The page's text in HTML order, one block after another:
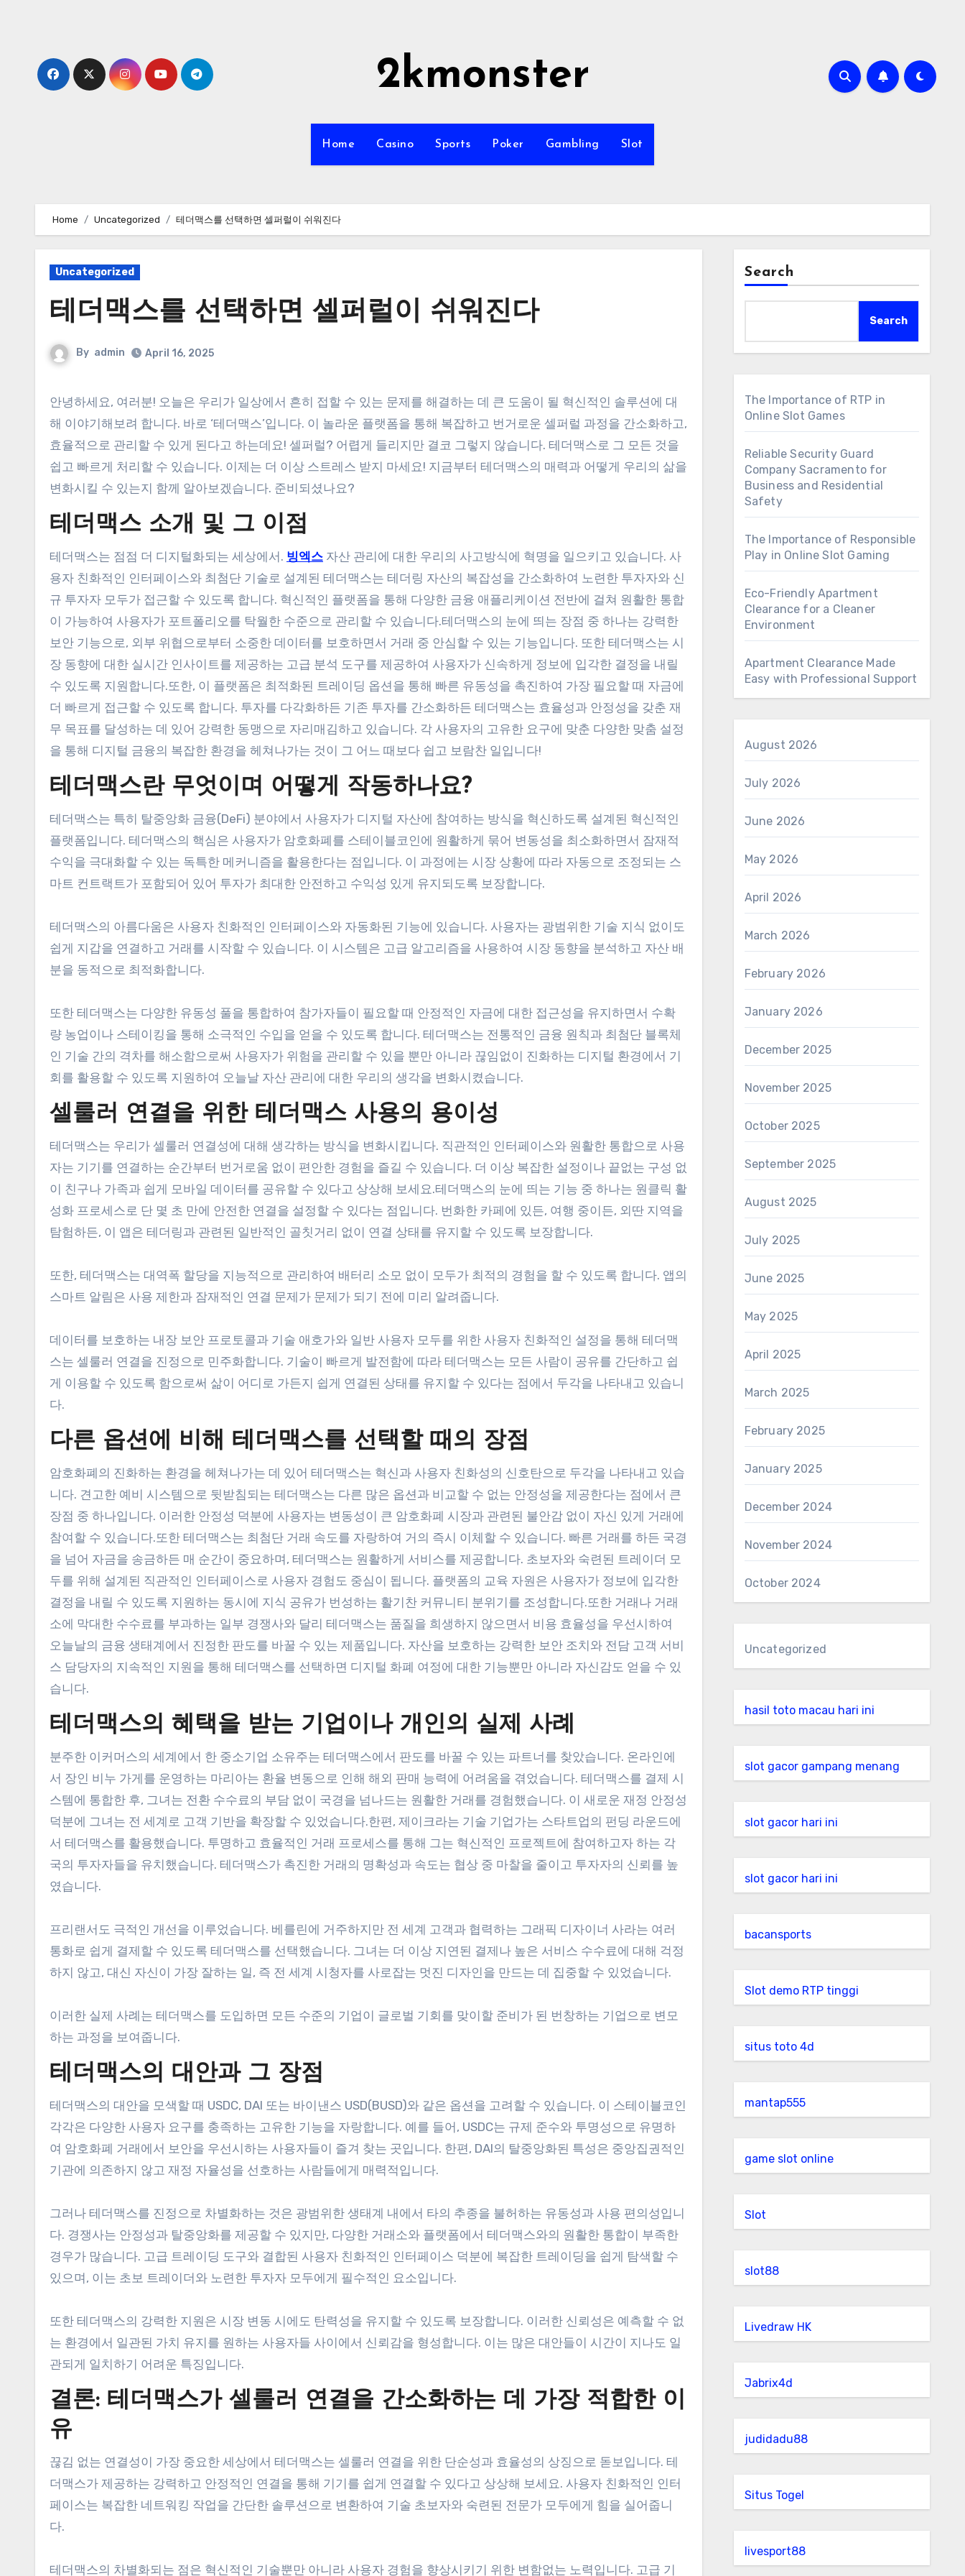
2kmonster
Home Casino Sports Poker Gambling Slot
Home Uncategorized 테더맥스를 선택하면 셀퍼럴이 쉬워진다
Uncategorized
테더맥스를 선택하면 셀퍼럴이 쉬워진다
By admin April 16, 2025
안녕하세요, 여러분! 오늘은 우리가 일상에서 흔히 접할 수 있는 문제를 해결하는 데 큰 도움이 될 혁신적인 솔루션에 대
해 이야기해보려 합니다. 바로 ‘테더맥스’입니다. 이 놀라운 플랫폼을 통해 복잡하고 번거로운 셀퍼럴 과정을 간소화하고,
효율적으로 관리할 수 있게 된다고 하는데요! 셀퍼럴? 어렵게 들리지만 결코 그렇지 않습니다. 테더맥스로 그 모든 것을
쉽고 빠르게 처리할 수 있습니다. 이제는 더 이상 스트레스 받지 마세요! 지금부터 테더맥스의 매력과 어떻게 우리의 삶을
변화시킬 수 있는지 함께 알아보겠습니다. 준비되셨나요?
테더맥스 소개 및 그 이점
테더맥스는 점점 더 디지털화되는 세상에서. 빙엑스 자산 관리에 대한 우리의 사고방식에 혁명을 일으키고 있습니다. 사
용자 친화적인 인터페이스와 최첨단 기술로 설계된 테더맥스는 테더링 자산의 복잡성을 간소화하여 노련한 투자자와 신
규 투자자 모두가 접근할 수 있도록 합니다. 혁신적인 플랫폼을 통해 다양한 금융 애플리케이션 전반에 걸쳐 원활한 통합
이 가능하여 사용자가 포트폴리오를 탁월한 수준으로 관리할 수 있습니다.테더맥스의 눈에 띄는 장점 중 하나는 강력한
보안 기능으로, 외부 위협으로부터 소중한 데이터를 보호하면서 거래 중 안심할 수 있는 기능입니다. 또한 테더맥스는 시
장 동향에 대한 실시간 인사이트를 제공하는 고급 분석 도구를 제공하여 사용자가 신속하게 정보에 입각한 결정을 내릴
수 있도록 지원합니다.또한, 이 플랫폼은 최적화된 트레이딩 옵션을 통해 빠른 유동성을 촉진하여 가장 필요할 때 자금에
더 빠르게 접근할 수 있도록 합니다. 투자를 다각화하든 기존 투자를 간소화하든 테더맥스는 효율성과 안정성을 갖춘 재
무 목표를 달성하는 데 있어 강력한 동맹으로 자리매김하고 있습니다. 각 사용자의 고유한 요구에 맞춘 다양한 맞춤 설정
을 통해 디지털 금융의 복잡한 환경을 헤쳐나가는 것이 그 어느 때보다 쉽고 보람찬 일입니다!
테더맥스란 무엇이며 어떻게 작동하나요?
테더맥스는 특히 탈중앙화 금융(DeFi) 분야에서 사용자가 디지털 자산에 참여하는 방식을 혁신하도록 설계된 혁신적인
플랫폼입니다. 테더맥스의 핵심은 사용자가 암호화폐를 스테이블코인에 원활하게 묶어 변동성을 최소화하면서 잠재적
수익을 극대화할 수 있는 독특한 메커니즘을 활용한다는 점입니다. 이 과정에는 시장 상황에 따라 자동으로 조정되는 스
마트 컨트랙트가 포함되어 있어 투자가 최대한 안전하고 수익성 있게 유지되도록 보장합니다.
테더맥스의 아름다움은 사용자 친화적인 인터페이스와 자동화된 기능에 있습니다. 사용자는 광범위한 기술 지식 없이도
쉽게 지갑을 연결하고 거래를 시작할 수 있습니다. 이 시스템은 고급 알고리즘을 사용하여 시장 동향을 분석하고 자산 배
분을 동적으로 최적화합니다.
또한 테더맥스는 다양한 유동성 풀을 통합하여 참가자들이 필요할 때 안정적인 자금에 대한 접근성을 유지하면서 수확
량 농업이나 스테이킹을 통해 소극적인 수입을 얻을 수 있도록 합니다. 테더맥스는 전통적인 금융 원칙과 최첨단 블록체
인 기술 간의 격차를 해소함으로써 사용자가 위험을 관리할 수 있을 뿐만 아니라 끊임없이 진화하는 디지털 환경에서 기
회를 활용할 수 있도록 지원하여 오늘날 자산 관리에 대한 우리의 생각을 변화시켰습니다.
셀룰러 연결을 위한 테더맥스 사용의 용이성
테더맥스는 우리가 셀룰러 연결성에 대해 생각하는 방식을 변화시킵니다. 직관적인 인터페이스와 원활한 통합으로 사용
자는 기기를 연결하는 순간부터 번거로움 없이 편안한 경험을 즐길 수 있습니다. 더 이상 복잡한 설정이나 끝없는 구성 없
이 친구나 가족과 쉽게 모바일 데이터를 공유할 수 있다고 상상해 보세요.테더맥스의 눈에 띄는 기능 중 하나는 원클릭 활
성화 프로세스로 단 몇 초 만에 안전한 연결을 설정할 수 있다는 점입니다. 번화한 카페에 있든, 여행 중이든, 외딴 지역을
탐험하든, 이 앱은 테더링과 관련된 일반적인 골칫거리 없이 연결 상태를 유지할 수 있도록 보장합니다.
또한, 테더맥스는 대역폭 할당을 지능적으로 관리하여 배터리 소모 없이 모두가 최적의 경험을 할 수 있도록 합니다. 앱의
스마트 알림은 사용 제한과 잠재적인 연결 문제가 문제가 되기 전에 미리 알려줍니다.
데이터를 보호하는 내장 보안 프로토콜과 기술 애호가와 일반 사용자 모두를 위한 사용자 친화적인 설정을 통해 테더맥
스는 셀룰러 연결을 진정으로 민주화합니다. 기술이 빠르게 발전함에 따라 테더맥스는 모든 사람이 공유를 간단하고 쉽
게 이용할 수 있도록 함으로써 삶이 어디로 가든지 쉽게 연결된 상태를 유지할 수 있다는 점에서 두각을 나타내고 있습니
다.
다른 옵션에 비해 테더맥스를 선택할 때의 장점
암호화폐의 진화하는 환경을 헤쳐나가는 데 있어 테더맥스는 혁신과 사용자 친화성의 신호탄으로 두각을 나타내고 있습
니다. 견고한 예비 시스템으로 뒷받침되는 테더맥스는 다른 많은 옵션과 비교할 수 없는 안정성을 제공한다는 점에서 큰
장점 중 하나입니다. 이러한 안정성 덕분에 사용자는 변동성이 큰 암호화폐 시장과 관련된 불안감 없이 자신 있게 거래에
참여할 수 있습니다.또한 테더맥스는 최첨단 거래 속도를 자랑하여 거의 즉시 이체할 수 있습니다. 빠른 거래를 하든 국경
을 넘어 자금을 송금하든 매 순간이 중요하며, 테더맥스는 원활하게 서비스를 제공합니다. 초보자와 숙련된 트레이더 모
두를 위해 설계된 직관적인 인터페이스로 사용자 경험도 중심이 됩니다. 플랫폼의 교육 자원은 사용자가 정보에 입각한
결정을 내릴 수 있도록 지원하는 동시에 지식 공유가 번성하는 활기찬 커뮤니티 분위기를 조성합니다.또한 거래나 거래
소에 막대한 수수료를 부과하는 일부 경쟁사와 달리 테더맥스는 품질을 희생하지 않으면서 비용 효율성을 우선시하여
오늘날의 금융 생태계에서 진정한 판도를 바꿀 수 있는 제품입니다. 자산을 보호하는 강력한 보안 조치와 전담 고객 서비
스 담당자의 지속적인 지원을 통해 테더맥스를 선택하면 디지털 화폐 여정에 대한 기능뿐만 아니라 자신감도 얻을 수 있
습니다.
테더맥스의 혜택을 받는 기업이나 개인의 실제 사례
분주한 이커머스의 세계에서 한 중소기업 소유주는 테더맥스에서 판도를 바꿀 수 있는 파트너를 찾았습니다. 온라인에
서 장인 비누 가게를 운영하는 마리아는 환율 변동으로 인해 해외 판매 능력에 어려움을 겪었습니다. 테더맥스를 결제 시
스템에 통합한 후, 그녀는 전환 수수료의 부담 없이 국경을 넘나드는 원활한 거래를 경험했습니다. 이 새로운 재정 안정성
덕분에 그녀는 전 세계로 고객 기반을 확장할 수 있었습니다.한편, 제이크라는 기술 기업가는 스타트업의 펀딩 라운드에
서 테더맥스를 활용했습니다. 투명하고 효율적인 거래 프로세스를 통해 그는 혁신적인 프로젝트에 참여하고자 하는 각
국의 투자자들을 유치했습니다. 테더맥스가 촉진한 거래의 명확성과 속도는 협상 중 마찰을 줄이고 투자자의 신뢰를 높
였습니다.
프리랜서도 극적인 개선을 이루었습니다. 베를린에 거주하지만 전 세계 고객과 협력하는 그래픽 디자이너 사라는 여러
통화로 쉽게 결제할 수 있도록 테더맥스를 선택했습니다. 그녀는 더 이상 지연된 결제나 높은 서비스 수수료에 대해 걱정
하지 않고, 대신 자신이 가장 잘하는 일, 즉 전 세계 시청자를 사로잡는 멋진 디자인을 만드는 데 집중할 수 있었습니다.
이러한 실제 사례는 테더맥스를 도입하면 모든 수준의 기업이 글로벌 기회를 맞이할 준비가 된 번창하는 기업으로 변모
하는 과정을 보여줍니다.
테더맥스의 대안과 그 장점
테더맥스의 대안을 모색할 때 USDC, DAI 또는 바이낸스 USD(BUSD)와 같은 옵션을 고려할 수 있습니다. 이 스테이블코인
각각은 다양한 사용자 요구를 충족하는 고유한 기능을 자랑합니다. 예를 들어, USDC는 규제 준수와 투명성으로 유명하
여 암호화폐 거래에서 보안을 우선시하는 사용자들이 즐겨 찾는 곳입니다. 한편, DAI의 탈중앙화된 특성은 중앙집권적인
기관에 의존하지 않고 재정 자율성을 선호하는 사람들에게 매력적입니다.
그러나 테더맥스를 진정으로 차별화하는 것은 광범위한 생태계 내에서 타의 추종을 불허하는 유동성과 사용 편의성입니
다. 경쟁사는 안정성과 탈중앙화를 제공할 수 있지만, 다양한 거래소와 플랫폼에서 테더맥스와의 원활한 통합이 부족한
경우가 많습니다. 고급 트레이딩 도구와 결합된 사용자 친화적인 인터페이스 덕분에 복잡한 트레이딩을 쉽게 탐색할 수
있으며, 이는 초보 트레이더와 노련한 투자자 모두에게 필수적인 요소입니다.
또한 테더맥스의 강력한 지원은 시장 변동 시에도 탄력성을 유지할 수 있도록 보장합니다. 이러한 신뢰성은 예측할 수 없
는 환경에서 일관된 가치 유지를 원하는 사용자들 사이에서 신뢰감을 형성합니다. 이는 많은 대안들이 시간이 지나도 일
관되게 일치하기 어려운 특징입니다.
결론: 테더맥스가 셀룰러 연결을 간소화하는 데 가장 적합한 이
유
끊김 없는 연결성이 가장 중요한 세상에서 테더맥스는 셀룰러 연결을 위한 단순성과 효율성의 상징으로 돋보입니다. 테
더맥스가 제공하는 강력하고 안정적인 연결을 통해 기기를 쉽게 연결할 수 있다고 상상해 보세요. 사용자 친화적인 인터
페이스는 복잡한 네트워킹 작업을 간단한 솔루션으로 변환하여 기술 초보자와 숙련된 전문가 모두에게 힘을 실어줍니
다.
테더맥스의 차별화되는 점은 혁신적인 기술뿐만 아니라 사용자 경험을 향상시키기 위한 변함없는 노력입니다. 고급 기
Search
Search
The Importance of RTP in
Online Slot Games
Reliable Security Guard
Company Sacramento for
Business and Residential
Safety
The Importance of Responsible
Play in Online Slot Gaming
Eco-Friendly Apartment
Clearance for a Cleaner
Environment
Apartment Clearance Made
Easy with Professional Support
August 2026
July 2026
June 2026
May 2026
April 2026
March 2026
February 2026
January 2026
December 2025
November 2025
October 2025
September 2025
August 2025
July 2025
June 2025
May 2025
April 2025
March 2025
February 2025
January 2025
December 2024
November 2024
October 2024
Uncategorized
hasil toto macau hari ini
slot gacor gampang menang
slot gacor hari ini
slot gacor hari ini
bacansports
Slot demo RTP tinggi
situs toto 4d
mantap555
game slot online
Slot
slot88
Livedraw HK
Jabrix4d
judidadu88
Situs Togel
livesport88